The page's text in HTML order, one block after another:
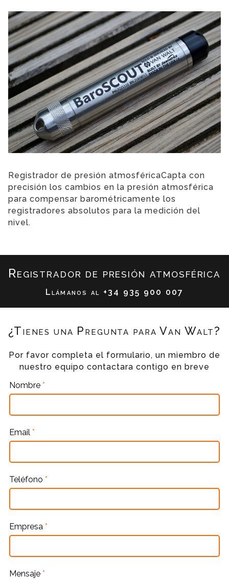
Registrador de presión atmosféricaCapta con
precisión los cambios en la presión atmosférica
para compensar barométricamente los
registradores absolutos para la medición del
nivel.
Registrador de presión atmosférica
Llámanos al +34 935 900 007
¿Tienes una Pregunta para Van Walt?
Por favor completa el formulario, un miembro de
nuestro equipo contactara contigo en breve
Nombre *
Email *
Teléfono *
Empresa *
Mensaje *